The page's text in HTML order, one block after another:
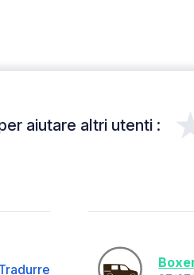
aiutare altri utenti :